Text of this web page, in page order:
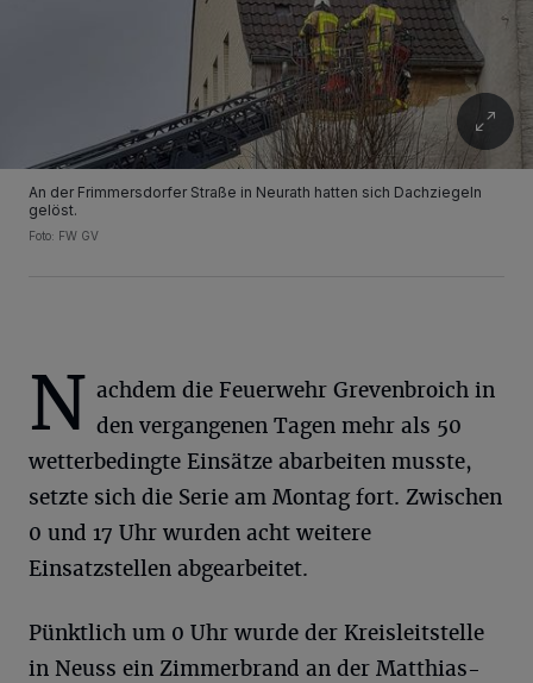
An der Frimmersdorfer Straße in Neurath hatten sich Dachziegeln
gelöst.
Foto: FW GV
N achdem die Feuerwehr Grevenbroich in
den vergangenen Tagen mehr als 50
wetterbedingte Einsätze abarbeiten musste,
setzte sich die Serie am Montag fort. Zwischen
0 und 17 Uhr wurden acht weitere
Einsatzstellen abgearbeitet.
Pünktlich um 0 Uhr wurde der Kreisleitstelle
in Neuss ein Zimmerbrand an der Matthias-